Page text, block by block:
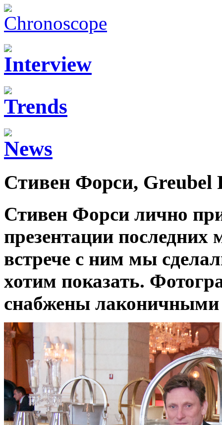
Стивен Форси, Greubel
Стивен Форси лично
презентации последних
встрече с ним мы
хотим показать.
снабжены